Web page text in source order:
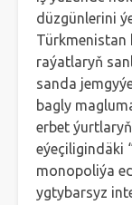
düzgünlerini
Türkmenistan
raýatlaryň
sanda
bagly
erbet
eýeçiligindäki
monopoliýa
ygtybarsyz